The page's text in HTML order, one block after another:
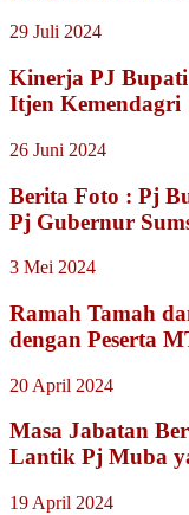
29 Juli 2024
Kinerja PJ
Itjen Kemendagri
26 Juni 2024
Berita Foto : Pj
Pj Gubernur
3 Mei 2024
Ramah Tamah
dengan Peserta
20 April 2024
Masa Jabatan
Lantik Pj Muba
19 April 2024